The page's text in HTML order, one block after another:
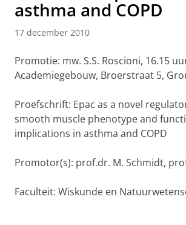
asthma and COPD
17 december 2010
Promotie: mw. S.S. Roscioni, 16.15
Academiegebouw, Broerstraat 5,
Proefschrift: Epac as a novel
smooth muscle phenotype and
implications in asthma and COPD
Promotor(s): prof.dr. M. Schmidt,
Faculteit: Wiskunde en